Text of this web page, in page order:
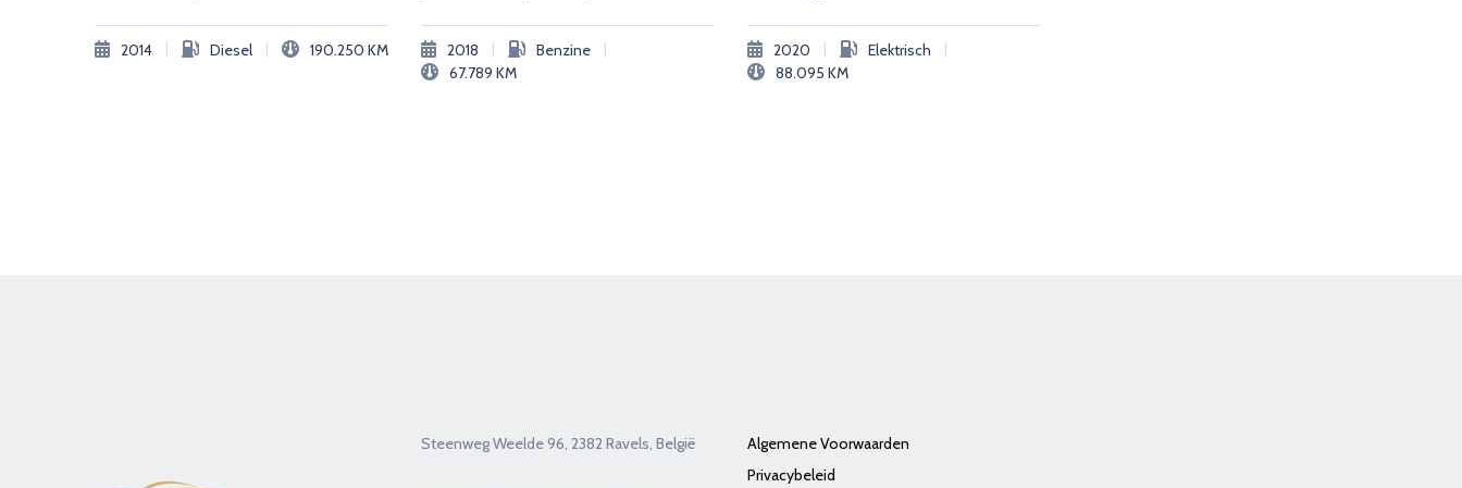
2014 | Diesel | 190.250 KM 2018 | Benzine
|
67.789 KM
2020 | Elektrisch
|
88.095 KM
Steenweg Weelde 96, 2382 Ravels, België
Algemene Voorwaarden
Privacybeleid